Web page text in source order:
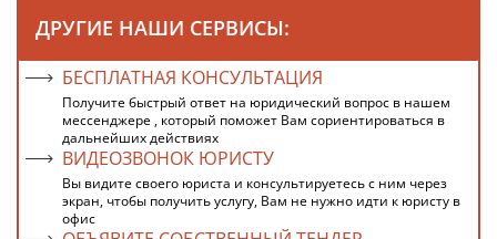
ДРУГИЕ НАШИ СЕРВИСЫ:
БЕСПЛАТНАЯ КОНСУЛЬТАЦИЯ
Получите быстрый ответ на юридический вопрос в нашем
мессенджере , который поможет Вам сориентироваться в
дальнейших действиях
ВИДЕОЗВОНОК ЮРИСТУ
Вы видите своего юриста и консультируетесь с ним через
экран, чтобы получить услугу, Вам не нужно идти к юристу в
офис